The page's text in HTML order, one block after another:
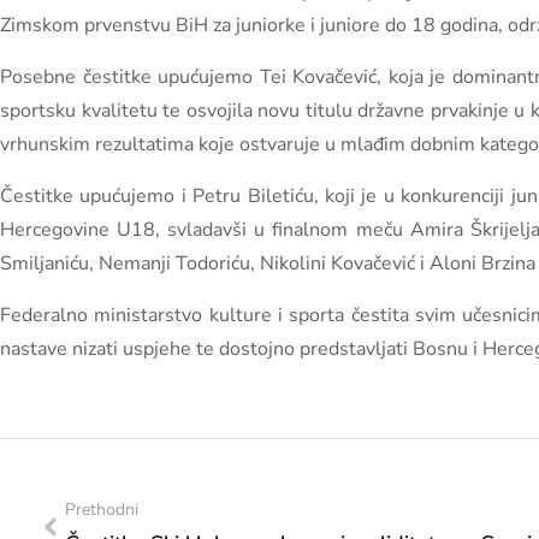
Zimskom prvenstvu BiH za juniorke i juniore do 18 godina,
Posebne čestitke upućujemo Tei Kovačević, koja je
sportsku kvalitetu te osvojila novu titulu državne prvakinje u
vrhunskim rezultatima koje ostvaruje u mlađim dobnim
Čestitke upućujemo i Petru Biletiću, koji je u konkurenciji
Hercegovine U18, svladavši u finalnom meču Amira
Smiljaniću, Nemanji Todoriću, Nikolini Kovačević i Aloni
Federalno ministarstvo kulture i sporta čestita svim
nastave nizati uspjehe te dostojno predstavljati Bosnu i
Prethodni